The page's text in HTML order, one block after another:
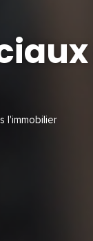
l'immobilier